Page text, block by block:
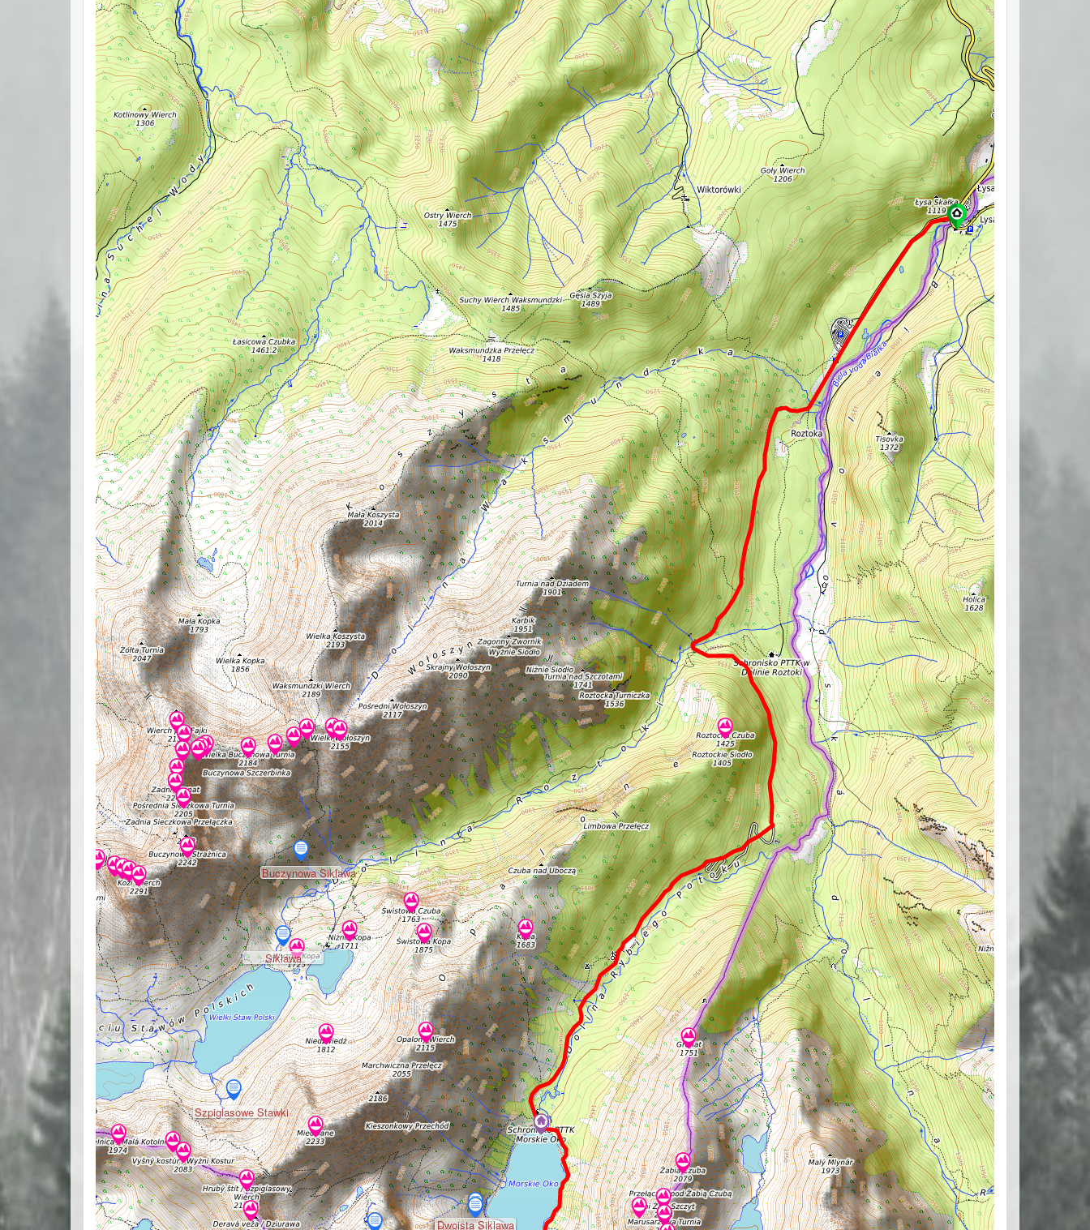
Dwoista Siklawa
Szpiglasowe Stawki
Siklawa
Buczynowa Siklawa